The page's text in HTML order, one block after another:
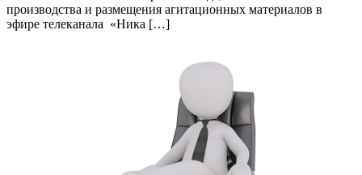
производства и размещения агитационных материалов в
эфире телеканала «Ника […]